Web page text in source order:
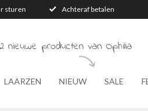
sturen Achteraf betalen
nieuwe producten van Ophilia
LAARZEN NIEUW SALE